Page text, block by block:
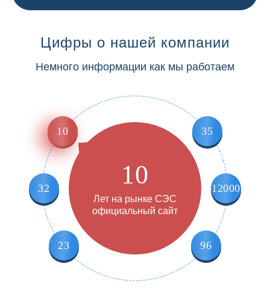
Цифры о нашей компании
Немного информации как мы работаем
10 35
12000
96
23
32 10
Лет на рынке СЭС
официальный сайт